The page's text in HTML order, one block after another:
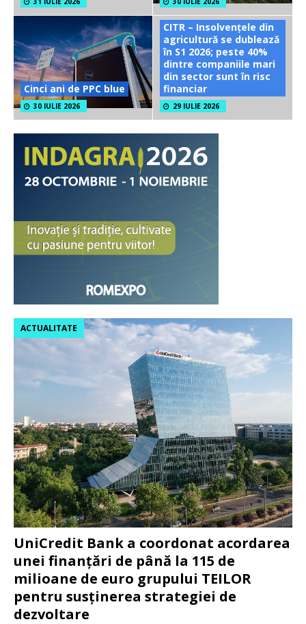
Cinci ani de PPC blue
30 IULIE 2026
CITR – Insolvențele din
agricultură se dublează
în S1 2026; peste 40%
dintre companiile mari
din sector sunt în risc
financiar
29 IULIE 2026
UniCredit Bank a coordonat acordarea
unei finanțări de până la 115 de
milioane de euro grupului TEILOR
pentru susținerea strategiei de
dezvoltare
ACTUALITATE